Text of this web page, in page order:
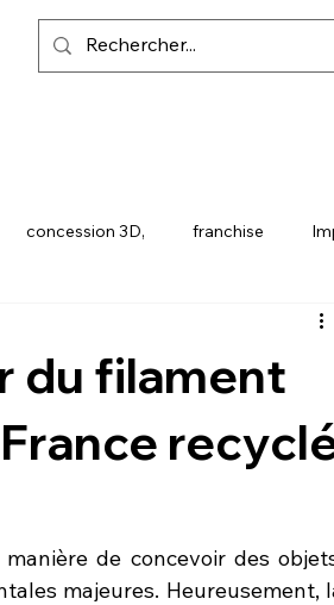
concession 3D, franchise
du filament
de concevoir des
majeures. Heureusement,